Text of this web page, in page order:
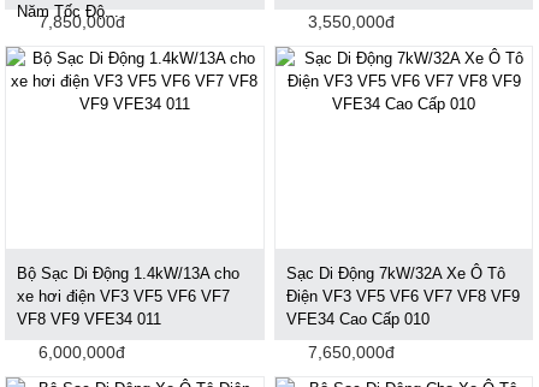
Năm Tốc Độ...
7,850,000đ 3,550,000đ
Bộ Sạc Di Động 1.4kW/13A cho
xe hơi điện VF3 VF5 VF6 VF7
VF8 VF9 VFE34 011
6,000,000đ
Sạc Di Động 7kW/32A Xe Ô Tô
Điện VF3 VF5 VF6 VF7 VF8 VF9
VFE34 Cao Cấp 010
7,650,000đ